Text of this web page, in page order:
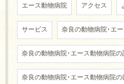
エース動物病院 アクセス
サービス 奈良の動物病院･エ
奈良の動物病院･エース動物病院
奈良の動物病院･エース動物病院